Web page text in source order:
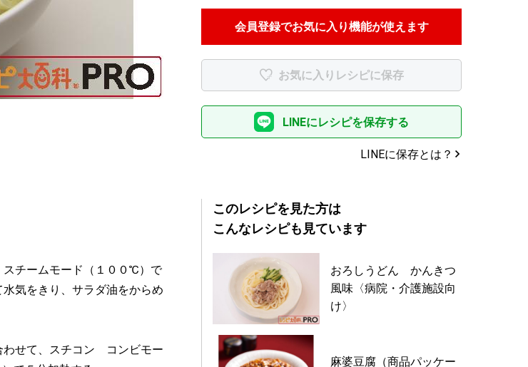
会員登録でお気に入り機能が使えます
お気に入りレシピに保存
LINEにレシピを保存する
LINEに保存とは？
チームモード（１００℃）で
気をきり、サラダ油をからめ
わせて、スチコン コンビモー
このレシピを見た方は
こんなレシピも見ています
おろしうどん かんきつ
風味〈病院・介護施設向
け〉
麻婆豆腐（商品パッケー